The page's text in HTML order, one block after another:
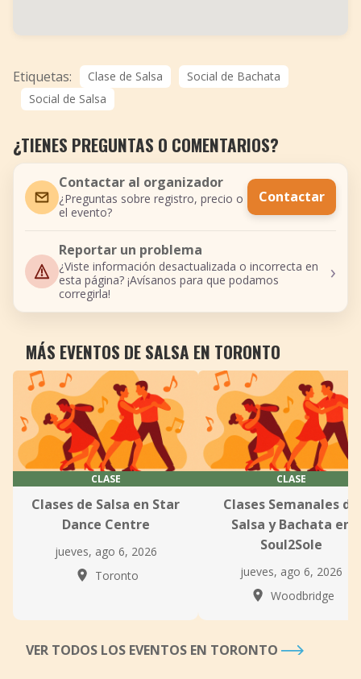
Etiquetas: Clase de Salsa
Social de Bachata
Social de Salsa
¿TIENES PREGUNTAS O COMENTARIOS?
Contactar al organizador
¿Preguntas sobre registro, precio o
el evento?
Contactar
Reportar un problema
¿Viste información desactualizada o incorrecta en
esta página? ¡Avísanos para que podamos
corregirla!
›
MÁS EVENTOS DE SALSA EN TORONTO
CLASE
Clases de Salsa en Star
Dance Centre
jueves, ago 6, 2026
Toronto
CLASE
Clases Semanales de
Salsa y Bachata en
Soul2Sole
jueves, ago 6, 2026
Woodbridge
VER TODOS LOS EVENTOS EN TORONTO